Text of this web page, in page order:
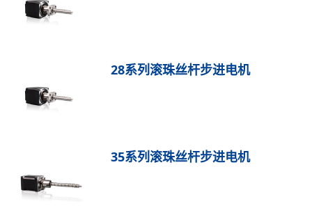
28系列滚珠丝杆步进电机
35系列滚珠丝杆步进电机